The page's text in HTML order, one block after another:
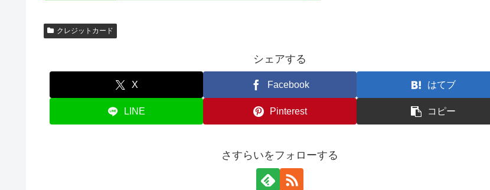
クレジットカード
シェアする
X Facebook はてブ
LINE Pinterest コピー
さすらいをフォローする